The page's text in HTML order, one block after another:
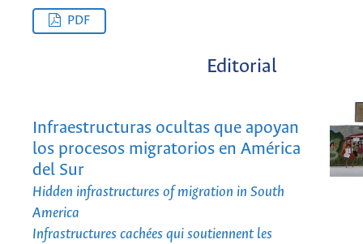
PDF
Editorial
Infraestructuras ocultas que apoyan
los procesos migratorios en América
del Sur
Hidden infrastructures of migration in South
America
Infrastructures cachées qui soutiennent les